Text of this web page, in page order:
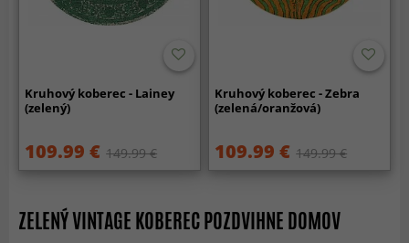
Kruhový koberec - Lainey
(zelený)
109.99 € 149.99 €
Kruhový koberec - Zebra
(zelená/oranžová)
109.99 € 149.99 €
ZELENÝ VINTAGE KOBEREC POZDVIHNE DOMOV